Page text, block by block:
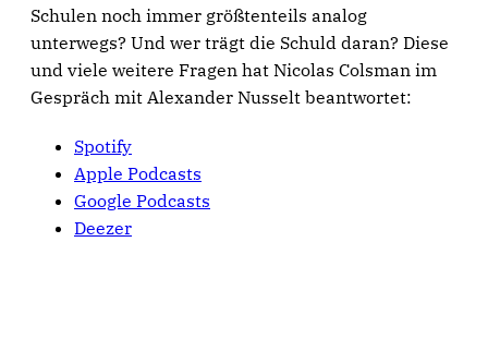
Schulen noch immer größtenteils analog
unterwegs? Und wer trägt die Schuld daran? Diese
und viele weitere Fragen hat Nicolas Colsman im
Gespräch mit Alexander Nusselt beantwortet:
Spotify
Apple Podcasts
Google Podcasts
Deezer